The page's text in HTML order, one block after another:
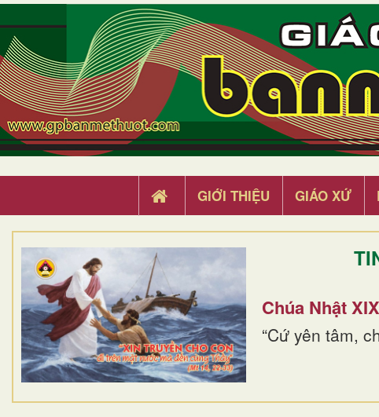
GIỚI THIỆU GIÁO XỨ
Chúa Nhật
“Cứ yên tâm,